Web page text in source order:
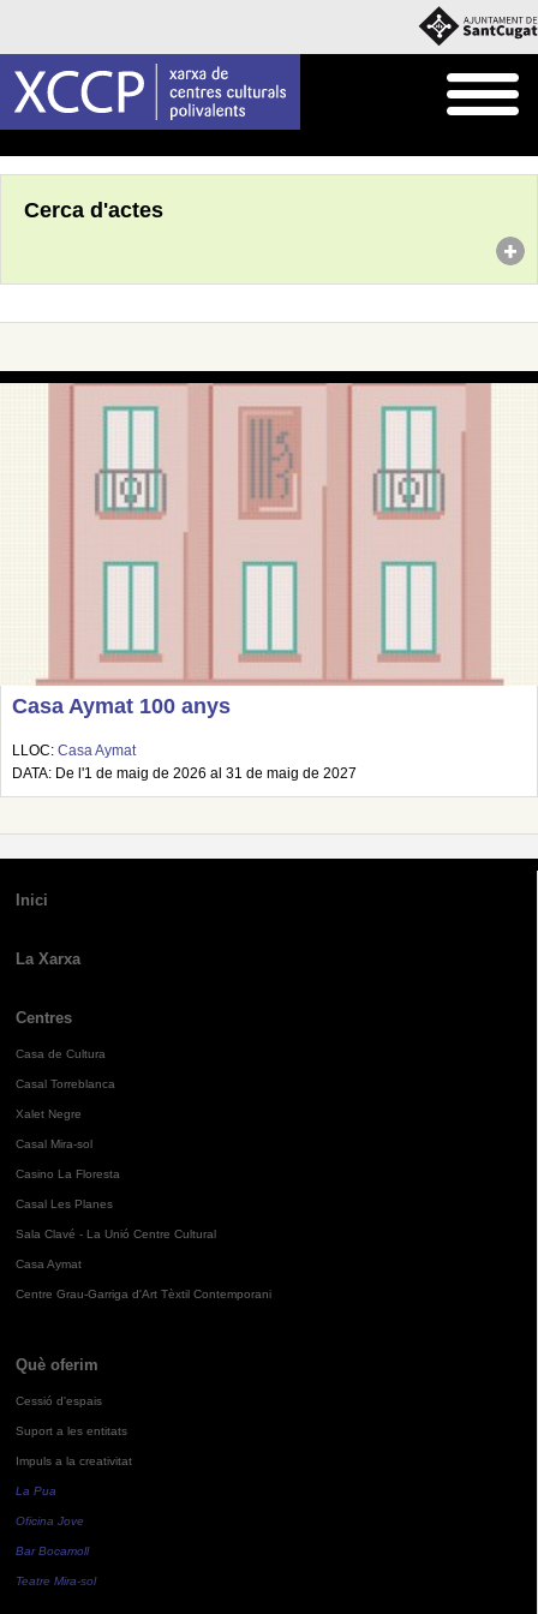
Cerca d'actes
Casa Aymat 100 anys
LLOC: Casa Aymat
DATA: De l'1 de maig de 2026 al 31 de maig de 2027
Inici
La Xarxa
Centres
Casa de Cultura
Casal Torreblanca
Xalet Negre
Casal Mira-sol
Casino La Floresta
Casal Les Planes
Sala Clavé - La Unió Centre Cultural
Casa Aymat
Centre Grau-Garriga d'Art Tèxtil Contemporani
Què oferim
Cessió d'espais
Suport a les entitats
Impuls a la creativitat
La Pua
Oficina Jove
Bar Bocamoll
Teatre Mira-sol